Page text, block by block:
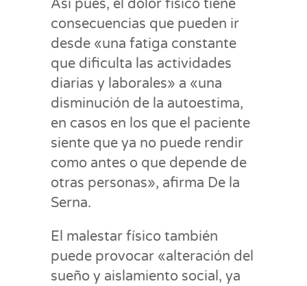
Así pues, el dolor físico tiene
consecuencias que pueden ir
desde «una fatiga constante
que dificulta las actividades
diarias y laborales» a «una
disminución de la autoestima,
en casos en los que el paciente
siente que ya no puede rendir
como antes o que depende de
otras personas», afirma De la
Serna.
El malestar físico también
puede provocar «alteración del
sueño y aislamiento social, ya